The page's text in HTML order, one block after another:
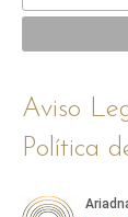
Aviso
Política